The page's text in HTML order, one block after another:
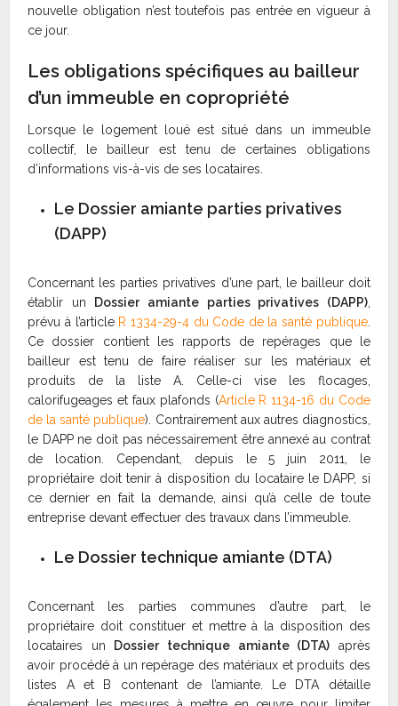
nouvelle obligation n’est toutefois pas entrée en vigueur à
ce jour.
Les obligations spécifiques au bailleur
d’un immeuble en copropriété
Lorsque le logement loué est situé dans un immeuble
collectif, le bailleur est tenu de certaines obligations
d’informations vis-à-vis de ses locataires.
Le Dossier amiante parties privatives
(DAPP)
Concernant les parties privatives d’une part, le bailleur doit
établir un Dossier amiante parties privatives (DAPP),
prévu à l’article R 1334-29-4 du Code de la santé publique.
Ce dossier contient les rapports de repérages que le
bailleur est tenu de faire réaliser sur les matériaux et
produits de la liste A. Celle-ci vise les flocages,
calorifugeages et faux plafonds (Article R 1134-16 du Code
de la santé publique). Contrairement aux autres diagnostics,
le DAPP ne doit pas nécessairement être annexé au contrat
de location. Cependant, depuis le 5 juin 2011, le
propriétaire doit tenir à disposition du locataire le DAPP, si
ce dernier en fait la demande, ainsi qu’à celle de toute
entreprise devant effectuer des travaux dans l’immeuble.
Le Dossier technique amiante (DTA)
Concernant les parties communes d’autre part, le
propriétaire doit constituer et mettre à la disposition des
locataires un Dossier technique amiante (DTA) après
avoir procédé à un repérage des matériaux et produits des
listes A et B contenant de l’amiante. Le DTA détaille